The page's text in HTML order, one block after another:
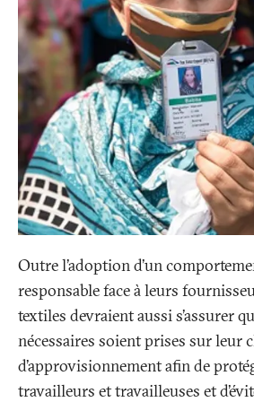
Outre l’adoption d’un
responsable face à leurs
textiles devraient aussi s’assurer
nécessaires soient prises sur leur
d’approvisionnement afin de
travailleurs et travailleuses et